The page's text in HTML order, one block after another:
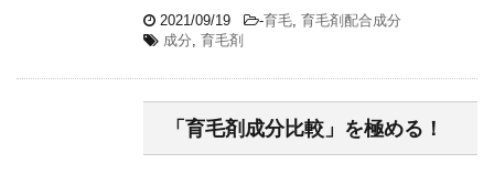
2021/09/19 -育毛 育毛剤配合成分
成分 育毛剤
「育毛剤成分比較」を極める！